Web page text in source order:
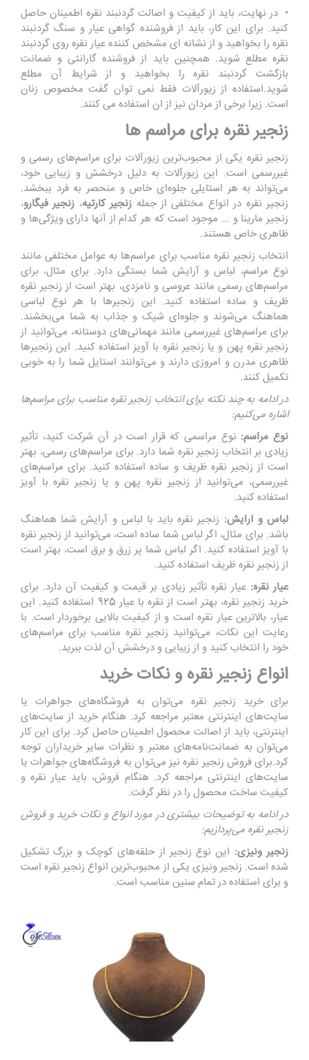
• در نهایت، باید از کیفیت و اصالت گردنبند نقره اطمینان حاصل
کنید. برای این کار، باید از فروشنده گواهی عیار و سنگ گردنبند
نقره را بخواهید و از نشانه ای مشخص کننده عیار نقره روی گردنبند
نقره مطلع شوید. همچنین باید از فروشنده گارانتی و ضمانت
بازگشت گردنبند نقره را بخواهید و از شرایط آن مطلع
شوید.استفاده از زیورآلات فقط نمی توان گفت مخصوص زنان
است. زیرا برخی از مردان نیز از ان استفاده می کنند.
زنجیر نقره برای مراسم ها
زنجیر نقره یکی از محبوب‌ترین زیورآلات برای مراسم‌های رسمی و
غیررسمی است. این زیورآلات به دلیل درخشش و زیبایی خود،
می‌تواند به هر استایلی جلوه‌ای خاص و منحصر به فرد ببخشد.
زنجیر نقره در انواع مختلفی از جمله زنجیر کارتیه، زنجیر فیگارو،
زنجیر مارینا و ... موجود است که هر کدام از آنها دارای ویژگی‌ها و
ظاهری خاص هستند.
انتخاب زنجیر نقره مناسب برای مراسم‌ها به عوامل مختلفی مانند
نوع مراسم، لباس و آرایش شما بستگی دارد. برای مثال، برای
مراسم‌های رسمی مانند عروسی و نامزدی، بهتر است از زنجیر نقره
ظریف و ساده استفاده کنید. این زنجیرها با هر نوع لباسی
هماهنگ می‌شوند و جلوه‌ای شیک و جذاب به شما می‌بخشند.
برای مراسم‌های غیررسمی مانند مهمانی‌های دوستانه، می‌توانید از
زنجیر نقره پهن و یا زنجیر نقره با آویز استفاده کنید. این زنجیرها
ظاهری مدرن و امروزی دارند و می‌توانند استایل شما را به خوبی
تکمیل کنند.
در ادامه به چند نکته برای انتخاب زنجیر نقره مناسب برای مراسم‌ها
اشاره می‌کنیم:
نوع مراسم: نوع مراسمی که قرار است در آن شرکت کنید، تأثیر
زیادی بر انتخاب زنجیر نقره شما دارد. برای مراسم‌های رسمی، بهتر
است از زنجیر نقره ظریف و ساده استفاده کنید. برای مراسم‌های
غیررسمی، می‌توانید از زنجیر نقره پهن و یا زنجیر نقره با آویز
استفاده کنید.
لباس و آرایش: زنجیر نقره باید با لباس و آرایش شما هماهنگ
باشد. برای مثال، اگر لباس شما ساده است، می‌توانید از زنجیر نقره
با آویز استفاده کنید. اگر لباس شما پر زرق و برق است، بهتر است
از زنجیر نقره ظریف استفاده کنید.
عیار نقره: عیار نقره تأثیر زیادی بر قیمت و کیفیت آن دارد. برای
خرید زنجیر نقره، بهتر است از نقره با عیار 925 استفاده کنید. این
عیار، بالاترین عیار نقره است و از کیفیت بالایی برخوردار است. با
رعایت این نکات، می‌توانید زنجیر نقره مناسب برای مراسم‌های
خود را انتخاب کنید و از زیبایی و درخشش آن لذت ببرید.
انواع زنجیر نقره و نکات خرید
برای خرید زنجیر نقره می‌توان به فروشگاه‌های جواهرات یا
سایت‌های اینترنتی معتبر مراجعه کرد. هنگام خرید از سایت‌های
اینترنتی، باید از اصالت محصول اطمینان حاصل کرد. برای این کار
می‌توان به ضمانت‌نامه‌های معتبر و نظرات سایر خریداران توجه
کرد.برای فروش زنجیر نقره نیز می‌توان به فروشگاه‌های جواهرات یا
سایت‌های اینترنتی مراجعه کرد. هنگام فروش، باید عیار نقره و
کیفیت ساخت محصول را در نظر گرفت.
در ادامه به توضیحات بیشتری در مورد انواع و نکات خرید و فروش
زنجیر نقره می‌پردازیم:
زنجیر ونیزی: این نوع زنجیر از حلقه‌های کوچک و بزرگ تشکیل
شده است. زنجیر ونیزی یکی از محبوب‌ترین انواع زنجیر نقره است
و برای استفاده در تمام سنین مناسب است.